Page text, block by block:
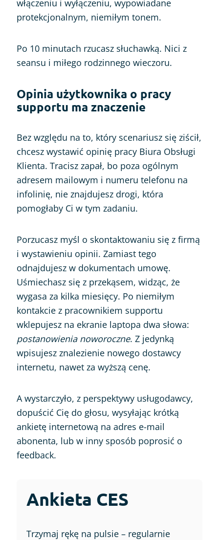
włączeniu i wyłączeniu, wypowiadane
protekcjonalnym, niemiłym tonem.
Po 10 minutach rzucasz słuchawką. Nici z
seansu i miłego rodzinnego wieczoru.
Opinia użytkownika o pracy
supportu ma znaczenie
Bez względu na to, który scenariusz się ziścił,
chcesz wystawić opinię pracy Biura Obsługi
Klienta. Tracisz zapał, bo poza ogólnym
adresem mailowym i numeru telefonu na
infolinię, nie znajdujesz drogi, która
pomogłaby Ci w tym zadaniu.
Porzucasz myśl o skontaktowaniu się z firmą
i wystawieniu opinii. Zamiast tego
odnajdujesz w dokumentach umowę.
Uśmiechasz się z przekąsem, widząc, że
wygasa za kilka miesięcy. Po niemiłym
kontakcie z pracownikiem supportu
wklepujesz na ekranie laptopa dwa słowa:
postanowienia noworoczne. Z jedynką
wpisujesz znalezienie nowego dostawcy
internetu, nawet za wyższą cenę.
A wystarczyło, z perspektywy usługodawcy,
dopuścić Cię do głosu, wysyłając krótką
ankietę internetową na adres e-mail
abonenta, lub w inny sposób poprosić o
feedback.
Ankieta CES
Trzymaj rękę na pulsie – regularnie